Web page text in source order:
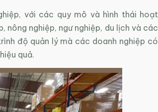
với các quy mô và hình thái hoạt
nông nghiệp, ngư nghiệp, du lịch và các
độ quản lý mà các doanh nghiệp có
quả.